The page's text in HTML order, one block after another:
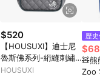
$520
【HOUSUXI】迪士尼
魯斯佛系列-絎縫刺繡
保溫袋【5周年慶↘三
HOUSUXI
歷
🧸熊
Zoo